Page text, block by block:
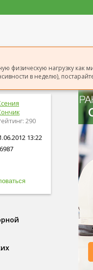
физическую нагрузку как
в неделю),
290
13:22